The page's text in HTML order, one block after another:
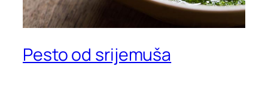
Pesto od srijemuša